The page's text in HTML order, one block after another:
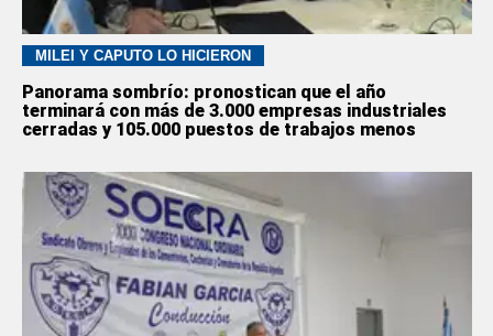
MILEI Y CAPUTO LO HICIERON
Panorama sombrío: pronostican que el año
terminará con más de 3.000 empresas industriales
cerradas y 105.000 puestos de trabajos menos